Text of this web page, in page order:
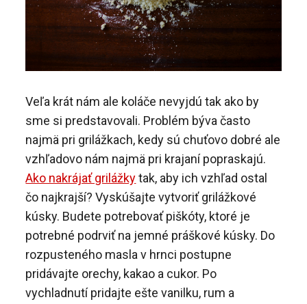
Veľa krát nám ale koláče nevyjdú tak ako by
sme si predstavovali. Problém býva často
najmä pri grilážkach, kedy sú chuťovo dobré ale
vzhľadovo nám najmä pri krajaní popraskajú.
Ako nakrájať grilážkytak, aby ich vzhľad ostal
čo najkrajší? Vyskúšajte vytvoriť grilážkové
kúsky. Budete potrebovať piškóty, ktoré je
potrebné podrviť na jemné práškové kúsky. Do
rozpusteného masla v hrnci postupne
pridávajte orechy, kakao a cukor. Po
vychladnutí pridajte ešte vanilku, rum a